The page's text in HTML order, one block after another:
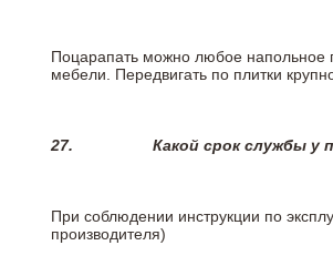
Поцарапать можно любое напольное
мебели. Передвигать по плитки
27. Какой срок службы у
При соблюдении инструкции по
производителя)